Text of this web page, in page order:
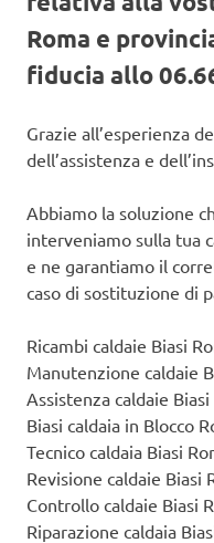
Roma e
fiducia allo
Grazie all’esperienza
dell’assistenza e
Abbiamo la soluzione
interveniamo sulla tua
e ne garantiamo il
caso di sostituzione di
Ricambi caldaie Biasi
Manutenzione caldaie
Assistenza caldaie Biasi
Biasi caldaia in Blocco
Tecnico caldaia Biasi
Revisione caldaie Biasi
Controllo caldaie Biasi
Riparazione caldaia